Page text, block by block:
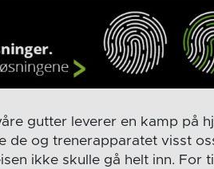
gutter leverer en kamp på
de og trenerapparatet visst
ikke skulle gå helt inn. For